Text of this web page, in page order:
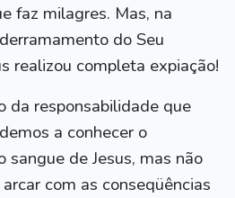
faz milagres. Mas, na
do Seu
realizou completa expiação!
da responsabilidade que
a conhecer o
sangue de Jesus, mas não
com as conseqüências